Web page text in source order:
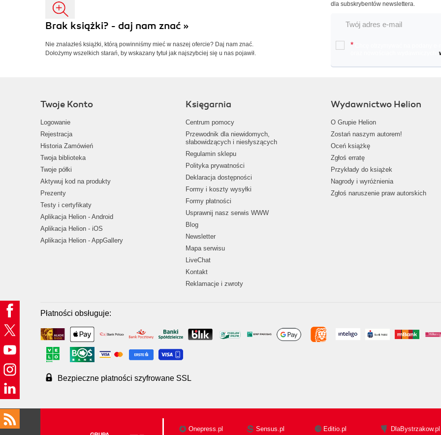
Brak książki? - daj nam znać »
Nie znalazłeś książki, którą powinniśmy mieć w naszej ofercie? Daj nam znać.
Dołożymy wszelkich starań, by wskazany tytuł jak najszybciej się u nas pojawił.
dla subskrybentów newslettera.
*
Twoje Konto
Logowanie
Rejestracja
Historia Zamówień
Twoja biblioteka
Twoje półki
Aktywuj kod na produkty
Prezenty
Testy i certyfikaty
Aplikacja Helion - Android
Aplikacja Helion - iOS
Aplikacja Helion - AppGallery
Księgarnia
Centrum pomocy
Przewodnik dla niewidomych,
słabowidzących i niesłyszących
Regulamin sklepu
Polityka prywatności
Deklaracja dostępności
Formy i koszty wysyłki
Formy płatności
Usprawnij nasz serwis WWW
Blog
Newsletter
Mapa serwisu
LiveChat
Kontakt
Reklamacje i zwroty
Wydawnictwo Helion
O Grupie Helion
Zostań naszym autorem!
Oceń książkę
Zgłoś erratę
Przykłady do książek
Nagrody i wyróżnienia
Zgłoś naruszenie praw autorskich
Płatności obsługuje:
Bezpieczne płatności szyfrowane SSL
Onepress.pl Sensus.pl Editio.pl DlaBystrzakow.pl